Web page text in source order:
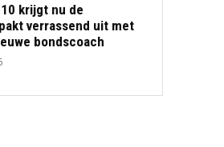
krijgt nu de
verrassend uit met
bondscoach